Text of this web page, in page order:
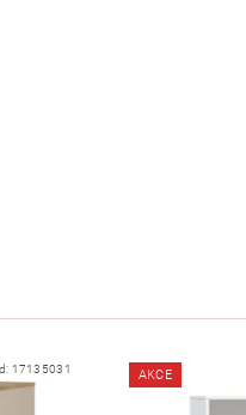
17135031 AKCE